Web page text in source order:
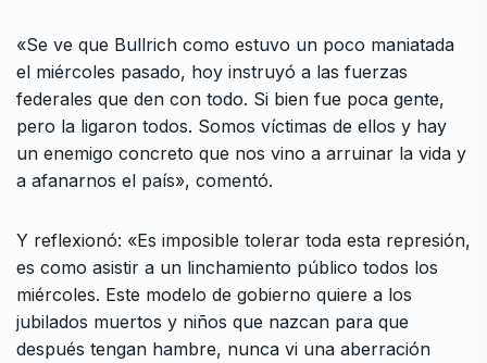
«Se ve que Bullrich como estuvo un poco maniatada
el miércoles pasado, hoy instruyó a las fuerzas
federales que den con todo. Si bien fue poca gente,
pero la ligaron todos. Somos víctimas de ellos y hay
un enemigo concreto que nos vino a arruinar la vida y
a afanarnos el país», comentó.
Y reflexionó: «Es imposible tolerar toda esta represión,
es como asistir a un linchamiento público todos los
miércoles. Este modelo de gobierno quiere a los
jubilados muertos y niños que nazcan para que
después tengan hambre, nunca vi una aberración